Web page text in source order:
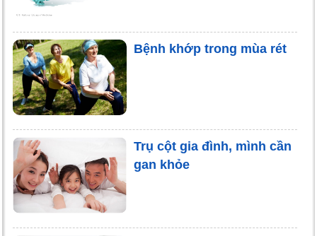
Bệnh khớp trong mùa rét
Trụ cột gia đình, mình cần
gan khỏe